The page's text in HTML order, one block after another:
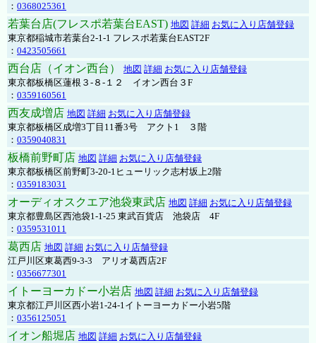
： 0368025361
若葉台店(フレスポ若葉台EAST) 地図 詳細 お気に入り店舗登録
東京都稲城市若葉台2-1-1 フレスポ若葉台EAST2F
： 0423505661
西台店（イオン西台） 地図 詳細 お気に入り店舗登録
東京都板橋区蓮根３-８-１２ イオン西台３F
： 0359160561
西友成増店 地図 詳細 お気に入り店舗登録
東京都板橋区成増3丁目11番3号 アクト1 ３階
： 0359040831
板橋前野町店 地図 詳細 お気に入り店舗登録
東京都板橋区前野町3-20-1ヒューリック志村坂上2階
： 0359183031
オーディオスクエア池袋東武店 地図 詳細 お気に入り店舗登録
東京都豊島区西池袋1-1-25 東武百貨店 池袋店 4F
： 0359531011
葛西店 地図 詳細 お気に入り店舗登録
江戸川区東葛西9-3-3 アリオ葛西店2F
： 0356677301
イトーヨーカドー小岩店 地図 詳細 お気に入り店舗登録
東京都江戸川区西小岩1-24-1イトーヨーカドー小岩5階
： 0356125051
イオン船堀店 地図 詳細 お気に入り店舗登録